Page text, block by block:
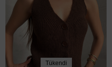
Tükendi